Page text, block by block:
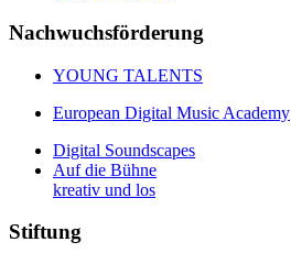
Nachwuchsförderung
YOUNG TALENTS
European Digital Music Academy
Digital Soundscapes
Auf die Bühne
kreativ und los
Stiftung